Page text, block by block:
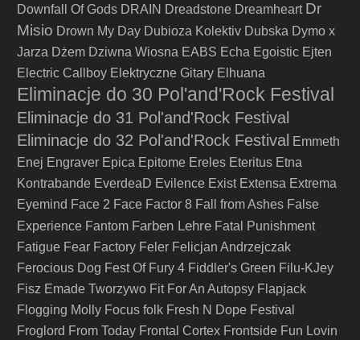
Downfall Of Gods DRAIN Dreadstone Dreamheart Dr
Misio Drown My Day Dubioza Kolektiv Dubska Dymo x
Jarza Dżem Dziwna Wiosna EABS Echa Egoistic Ejten
Electric Callboy Elektryczne Gitary Elhuana
Eliminacje do 30 Pol'and'Rock Festival
Eliminacje do 31 Pol'and'Rock Festival
Eliminacje do 32 Pol'and'Rock Festival Emmeth
Enej Engraver Epica Epitome Ereles Eteritus Etna
Kontrabande EverdeaD Evilence Exist Extensa Extrema
Eyemind Face 2 Face Factor 8 Fall from Ashes False
Experience Fantom Farben Lehre Fatal Punishment
Fatigue Fear Factory Feler Felicjan Andrzejczak
Ferocious Dog Fest Of Fury 4 Fiddler's Green Filu-KJey
Fisz Emade Tworzywo Fit For An Autopsy Flapjack
Flogging Molly Focus folk Fresh N Dope Festival
Froglord From Today Frontal Cortex Frontside Fun Lovin